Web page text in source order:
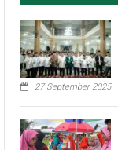
27 September 2025